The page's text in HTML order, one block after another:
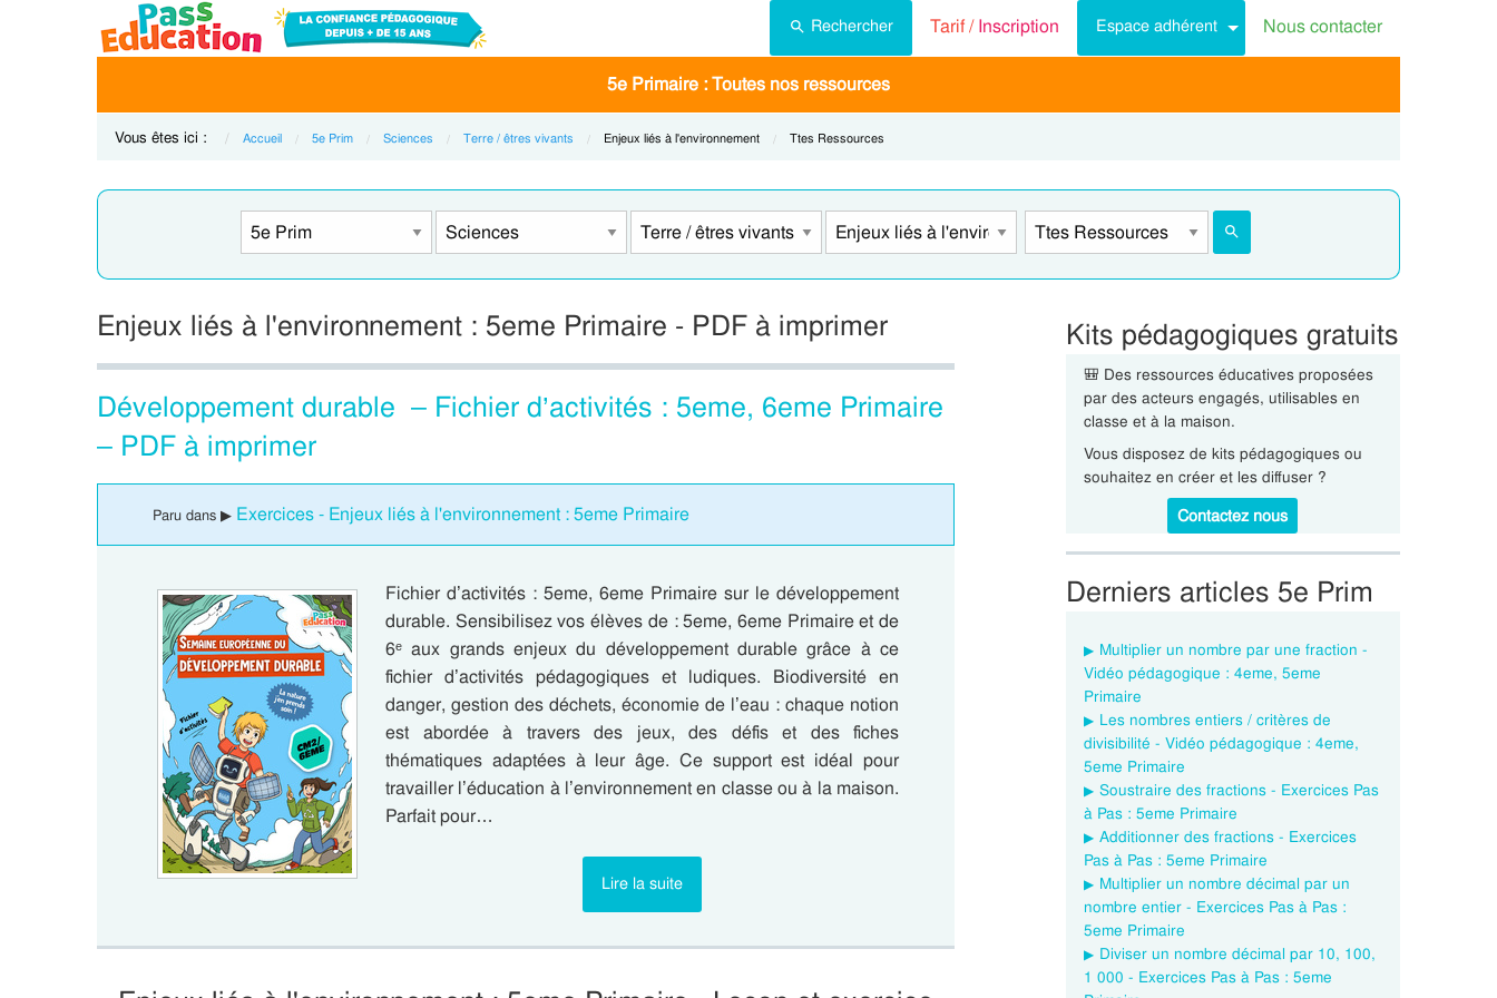
Rechercher Tarif /Inscription Espace adhérent Nous contacter
5e Primaire : Toutes nos ressources
Vous êtes ici : Accueil 5e Prim Sciences Terre / êtres vivants Current:
Enjeux liés à l'environnement Current:
Ttes Ressources
Enjeux liés à l'environnement : 5eme Primaire - PDF à imprimer
Développement durable – Fichier d’activités : 5eme, 6eme Primaire
– PDF à imprimer
Paru dans ▶ Exercices - Enjeux liés à l'environnement : 5eme Primaire
Fichier d’activités : 5eme, 6eme Primaire sur le développement
durable. Sensibilisez vos élèves de : 5eme, 6eme Primaire et de
6ᵉ aux grands enjeux du développement durable grâce à ce
fichier d’activités pédagogiques et ludiques. Biodiversité en
danger, gestion des déchets, économie de l’eau : chaque notion
est abordée à travers des jeux, des défis et des fiches
thématiques adaptées à leur âge. Ce support est idéal pour
travailler l’éducation à l’environnement en classe ou à la maison.
Parfait pour…
Lire la suite
Kits pédagogiques gratuits
🎒 Des ressources éducatives proposées
par des acteurs engagés, utilisables en
classe et à la maison.
Vous disposez de kits pédagogiques ou
souhaitez en créer et les diffuser ?
Contactez nous
Derniers articles 5e Prim
Multiplier un nombre par une fraction -
Vidéo pédagogique : 4eme, 5eme
Primaire
Les nombres entiers / critères de
divisibilité - Vidéo pédagogique : 4eme,
5eme Primaire
Soustraire des fractions - Exercices Pas
à Pas : 5eme Primaire
Additionner des fractions - Exercices
Pas à Pas : 5eme Primaire
Multiplier un nombre décimal par un
nombre entier - Exercices Pas à Pas :
5eme Primaire
Diviser un nombre décimal par 10, 100,
1 000 - Exercices Pas à Pas : 5eme